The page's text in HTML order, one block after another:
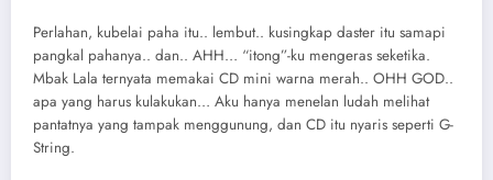
Perlahan, kubelai paha itu.. lembut.. kusingkap daster itu samapi
pangkal pahanya.. dan.. AHH… “itong”-ku mengeras seketika.
Mbak Lala ternyata memakai CD mini warna merah.. OHH GOD..
apa yang harus kulakukan… Aku hanya menelan ludah melihat
pantatnya yang tampak menggunung, dan CD itu nyaris seperti G-
String.